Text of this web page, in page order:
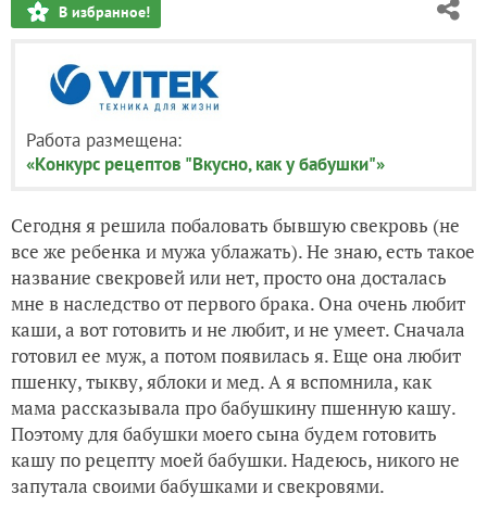
В избранное!
Работа размещена:
«Конкурс рецептов "Вкусно, как у бабушки"»
Сегодня я решила побаловать бывшую свекровь (не
все же ребенка и мужа ублажать). Не знаю, есть такое
название свекровей или нет, просто она досталась
мне в наследство от первого брака. Она очень любит
каши, а вот готовить и не любит, и не умеет. Сначала
готовил ее муж, а потом появилась я. Еще она любит
пшенку, тыкву, яблоки и мед. А я вспомнила, как
мама рассказывала про бабушкину пшенную кашу.
Поэтому для бабушки моего сына будем готовить
кашу по рецепту моей бабушки. Надеюсь, никого не
запутала своими бабушками и свекровями.